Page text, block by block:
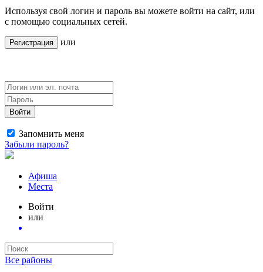
Используя свой логин и пароль вы можете войти на сайт, или
с помощью социальных сетей.
Регистрация или
Войти
Запомнить меня
Забыли пароль?
Афиша
Места
Войти
или
Все районы